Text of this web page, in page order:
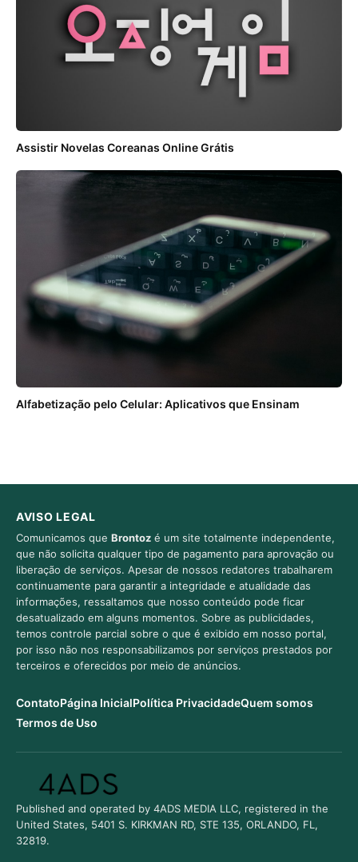
Assistir Novelas Coreanas Online Grátis
Alfabetização pelo Celular: Aplicativos que Ensinam
AVISO LEGAL
Comunicamos que Brontoz é um site totalmente independente,
que não solicita qualquer tipo de pagamento para aprovação ou
liberação de serviços. Apesar de nossos redatores trabalharem
continuamente para garantir a integridade e atualidade das
informações, ressaltamos que nosso conteúdo pode ficar
desatualizado em alguns momentos. Sobre as publicidades,
temos controle parcial sobre o que é exibido em nosso portal,
por isso não nos responsabilizamos por serviços prestados por
terceiros e oferecidos por meio de anúncios.
ContatoPágina InicialPolítica PrivacidadeQuem somos
Termos de Uso
Published and operated by 4ADS MEDIA LLC, registered in the
United States, 5401 S. KIRKMAN RD, STE 135, ORLANDO, FL,
32819.